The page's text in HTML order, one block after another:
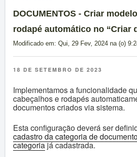
DOCUMENTOS - Criar
rodapé automático no “Criar
Modificado em: Qui, 29 Fev, 2024 na (o)
18 DE SETEMBRO DE 2023
Implementamos a funcionalidade
cabeçalhos e rodapés
documentos criados via sistema.
Esta configuração deverá ser
cadastro da categoria de
categoriajá cadastrada.